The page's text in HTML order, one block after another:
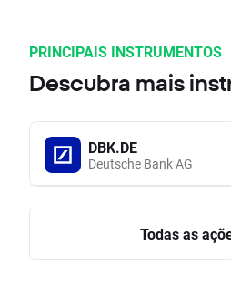
PRINCIPAIS INSTRUMENTOS
Descubra mais
DBK.DE
Deutsche Bank AG
Todas as